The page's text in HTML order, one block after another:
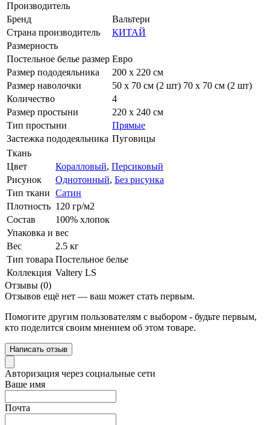
Производитель
Бренд
Вальтери
Страна производитель
КИТАЙ
Размерность
Постельное белье размер Евро
Размер пододеяльника
200 х 220 см
Размер наволочки
50 х 70 см (2 шт) 70 х 70 см (2 шт)
Количество
4
Размер простыни
220 х 240 см
Тип простыни
Прямые
Застежка пододеяльника Пуговицы
Ткань
Цвет
Коралловый, Персиковый
Рисунок
Однотонный, Без рисунка
Тип ткани Сатин
Плотность 120 гр/м2
Состав
100% хлопок
Упаковка и вес
Вес
2.5 кг
Тип товара Постельное белье
Коллекция Valtery LS
Отзывы (0)
Отзывов ещё нет — ваш может стать первым.
Помогите другим пользователям с выбором - будьте первым,
кто поделится своим мнением об этом товаре.
Написать отзыв
Авторизация через социальные сети
Ваше имя
Почта